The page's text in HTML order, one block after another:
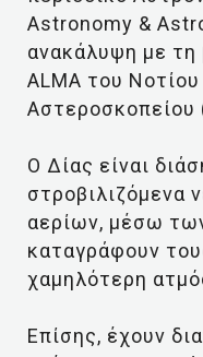
Astronomy &
ανακάλυψη με τη
ALMA του
Αστεροσκοπείου
Ο Δίας είναι
στροβιλιζόμενα
αερίων, μέσω
καταγράφουν
χαμηλότερη
Επίσης, έχουν